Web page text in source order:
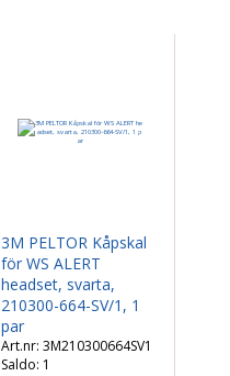
3M PELTOR Kåpskal
för WS ALERT
headset, svarta,
210300-664-SV/1, 1
par
3M210300664SV1
Saldo: 1